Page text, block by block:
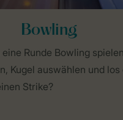
Bowling
Runde Bowling
Kugel auswählen und los
Strike?